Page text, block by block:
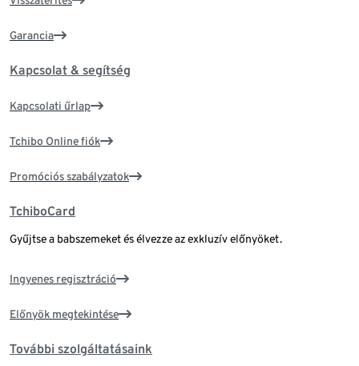
Garancia
Kapcsolat & segítség
Kapcsolati űrlap
Tchibo Online fiók
Promóciós szabályzatok
TchiboCard
Gyűjtse a babszemeket és élvezze az exkluzív előnyöket.
Ingyenes regisztráció
Előnyök megtekintése
További szolgáltatásaink